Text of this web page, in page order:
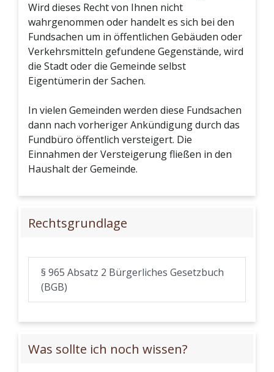
Wird dieses Recht von Ihnen nicht
wahrgenommen oder handelt es sich bei den
Fundsachen um in öffentlichen Gebäuden oder
Verkehrsmitteln gefundene Gegenstände, wird
die Stadt oder die Gemeinde selbst
Eigentümerin der Sachen.
In vielen Gemeinden werden diese Fundsachen
dann nach vorheriger Ankündigung durch das
Fundbüro öffentlich versteigert. Die
Einnahmen der Versteigerung fließen in den
Haushalt der Gemeinde.
Rechtsgrundlage
§ 965 Absatz 2 Bürgerliches Gesetzbuch
(BGB)
Was sollte ich noch wissen?